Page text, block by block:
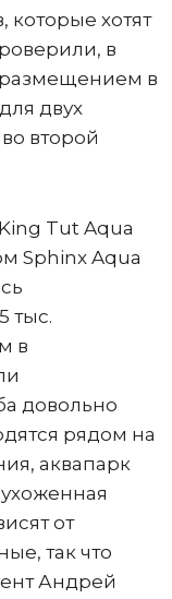
которые хотят
в
размещением в
двух
второй
Tut Aqua
Sphinx Aqua
тыс.
в
довольно
рядом на
аквапарк
от
так что
Андрей